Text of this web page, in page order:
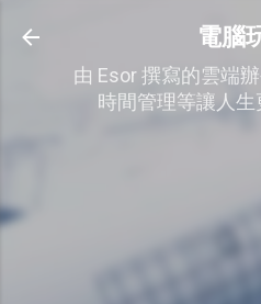
跳到主
電腦
由 Esor 撰寫的雲端
時間管理等讓人